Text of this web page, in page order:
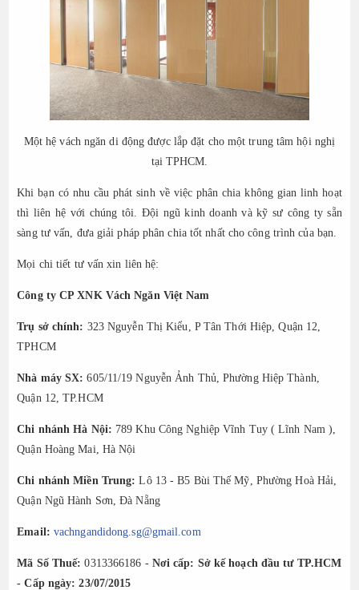
Một hệ vách ngăn di động được lắp đặt cho một trung tâm hội nghị
tại TPHCM.
Khi bạn có nhu cầu phát sinh về việc phân chia không gian linh hoạt
thì liên hệ với chúng tôi. Đội ngũ kinh doanh và kỹ sư công ty sẵn
sàng tư vấn, đưa giải pháp phân chia tốt nhất cho công trình của bạn.
Mọi chi tiết tư vấn xin liên hệ:
Công ty CP XNK Vách Ngăn Việt Nam
Trụ sở chính: 323 Nguyễn Thị Kiểu, P Tân Thới Hiệp, Quận 12,
TPHCM
Nhà máy SX: 605/11/19 Nguyễn Ảnh Thủ, Phường Hiệp Thành,
Quận 12, TP.HCM
Chi nhánh Hà Nội: 789 Khu Công Nghiệp Vĩnh Tuy ( Lĩnh Nam ),
Quận Hoàng Mai, Hà Nội
Chi nhánh Miền Trung: Lô 13 - B5 Bùi Thế Mỹ, Phường Hoà Hải,
Quận Ngũ Hành Sơn, Đà Nẵng
Email: vachngandidong.sg@gmail.com
Mã Số Thuế: 0313366186 - Nơi cấp: Sở kế hoạch đầu tư TP.HCM
- Cấp ngày: 23/07/2015